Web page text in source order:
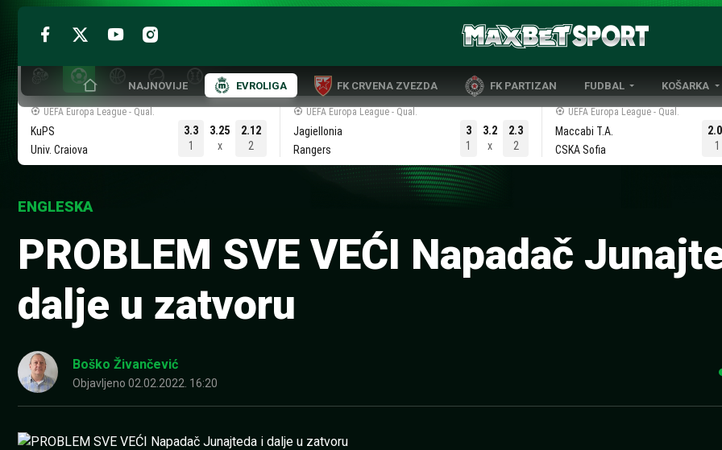
content
NAJNOVIJE EVROLIGA FK CRVENA ZVEZDA FK PARTIZAN
FUDBAL
DOMAĆI FUDBAL
LIGE PETICE
EVROPSKA TAKMIČENJA
KOŠARKA
EVROLIGA
ABA LIGA
NBA LIGA
UEFA Europa League - Qual.
KuPS
Univ. Craiova
3.3
1
3.25
x
2.12
2
UEFA Europa League - Qual.
Jagiellonia
Rangers
3
1
3.2
x
2.3
2
UEFA Europa League - Qual.
Maccabi T.A.
CSKA Sofia
1
ENGLESKA
PROBLEM SVE VEĆI Napadač
dalje u zatvoru
Boško Živančević
Objavljeno 02.02.2022. 16:20